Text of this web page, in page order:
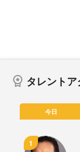
タレント
今日